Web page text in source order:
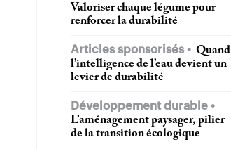
Valoriser chaque légume pour
renforcer la durabilité
Articles sponsorisés
Quand
l’intelligence de l’eau devient un
levier de durabilité
Développement durable
L’aménagement paysager, pilier
de la transition écologique